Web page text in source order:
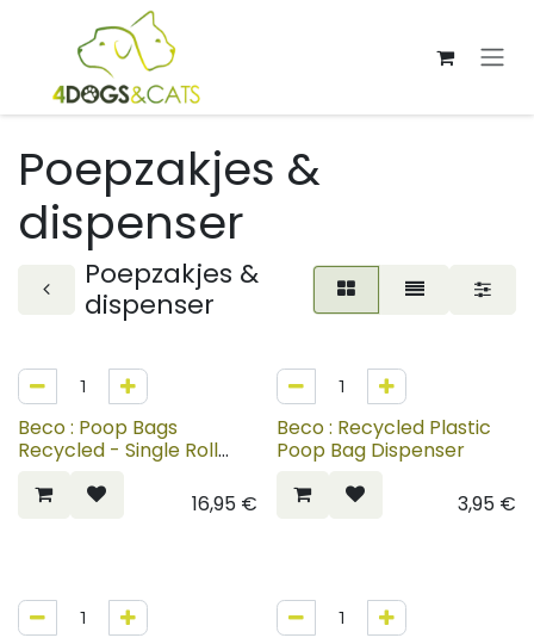
Overslaan naar inhoud
Poepzakjes &
dispenser
Poepzakjes &
dispenser
Beco : Poop Bags
Recycled - Single Roll
16,95€
Beco : Recycled Plastic
Poop Bag Dispenser
3,95€